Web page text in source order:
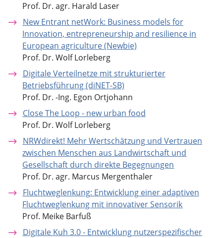
Prof. Dr. agr. Harald Laser
New Entrant netWork: Business models for
Innovation, entrepreneurship and resilience in
European agriculture (Newbie)
Prof. Dr. Wolf Lorleberg
Digitale Verteilnetze mit strukturierter
Betriebsführung (diNET-SB)
Prof. Dr. -Ing. Egon Ortjohann
Close The Loop - new urban food
Prof. Dr. Wolf Lorleberg
NRWdirekt! Mehr Wertschätzung und Vertrauen
zwischen Menschen aus Landwirtschaft und
Gesellschaft durch direkte Begegnungen
Prof. Dr. agr. Marcus Mergenthaler
Fluchtweglenkung: Entwicklung einer adaptiven
Fluchtweglenkung mit innovativer Sensorik
Prof. Meike Barfuß
Digitale Kuh 3.0 - Entwicklung nutzerspezifischer